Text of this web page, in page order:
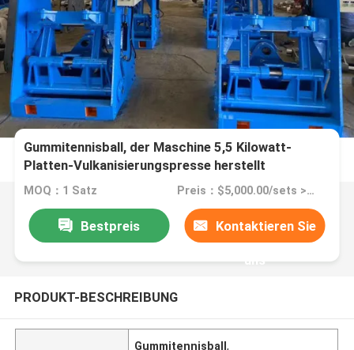
Gummitennisball, der Maschine 5,5 Kilowatt-
Platten-Vulkanisierungspresse herstellt
MOQ：1 Satz Preis：$5,000.00/sets >=1 sets
Bestpreis Kontaktieren Sie
uns
PRODUKT-BESCHREIBUNG
Gummitennisball,